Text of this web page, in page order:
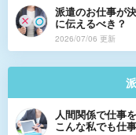
派遣のお仕事が
に伝えるべき？
2026/07/06 更新
人間関係で仕事
こんな私でも仕